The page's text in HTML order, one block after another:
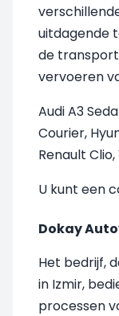
uitdagende
de
vervoeren
Audi A3
Courier,
Renault
U kunt een
Dokay
Het bedrijf,
in Izmir,
processen